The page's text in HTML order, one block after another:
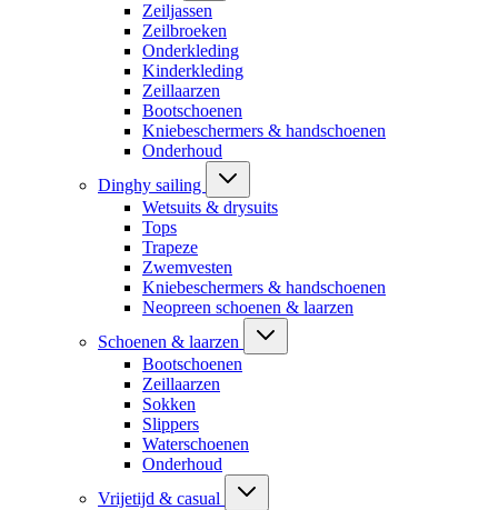
Zeiljassen
Zeilbroeken
Onderkleding
Kinderkleding
Zeillaarzen
Bootschoenen
Kniebeschermers & handschoenen
Onderhoud
Dinghy sailing
Wetsuits & drysuits
Tops
Trapeze
Zwemvesten
Kniebeschermers & handschoenen
Neopreen schoenen & laarzen
Schoenen & laarzen
Bootschoenen
Zeillaarzen
Sokken
Slippers
Waterschoenen
Onderhoud
Vrijetijd & casual